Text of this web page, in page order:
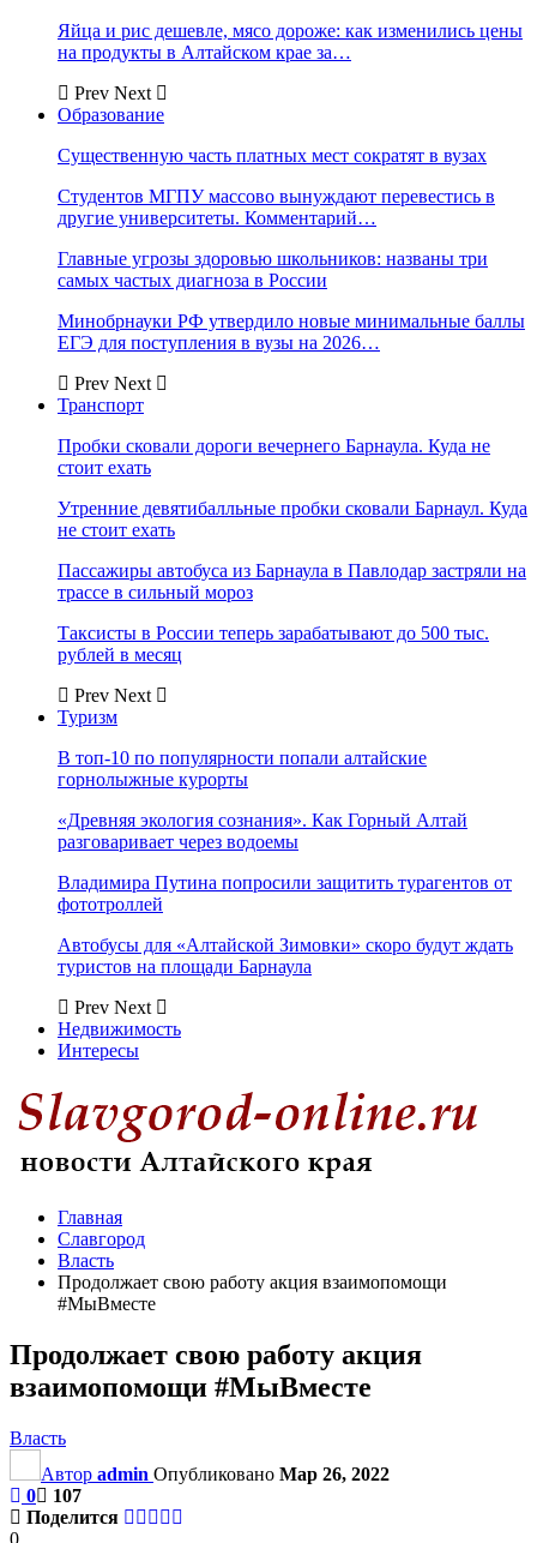
Яйца и рис дешевле, мясо дороже: как изменились цены
на продукты в Алтайском крае за…
Prev Next
Образование
Существенную часть платных мест сократят в вузах
Студентов МГПУ массово вынуждают перевестись в
другие университеты. Комментарий…
Главные угрозы здоровью школьников: названы три
самых частых диагноза в России
Минобрнауки РФ утвердило новые минимальные баллы
ЕГЭ для поступления в вузы на 2026…
Prev Next
Транспорт
Пробки сковали дороги вечернего Барнаула. Куда не
стоит ехать
Утренние девятибалльные пробки сковали Барнаул. Куда
не стоит ехать
Пассажиры автобуса из Барнаула в Павлодар застряли на
трассе в сильный мороз
Таксисты в России теперь зарабатывают до 500 тыс.
рублей в месяц
Prev Next
Туризм
В топ-10 по популярности попали алтайские
горнолыжные курорты
«Древняя экология сознания». Как Горный Алтай
разговаривает через водоемы
Владимира Путина попросили защитить турагентов от
фототроллей
Автобусы для «Алтайской Зимовки» скоро будут ждать
туристов на площади Барнаула
Prev Next
Недвижимость
Интересы
Главная
Славгород
Власть
Продолжает свою работу акция взаимопомощи
#МыВместе
Продолжает свою работу акция
взаимопомощи #МыВместе
Власть
Автор admin Опубликовано Мар 26, 2022
0
107
Поделится
0